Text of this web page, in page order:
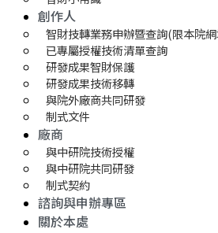
創作人
智財技轉業務申辦暨查詢(限本院
已專屬授權技術清單查詢
研發成果智財保護
研發成果技術移轉
與院外廠商共同研發
制式文件
廠商
與中研院技術授權
與中研院共同研發
制式契約
諮詢與申辦專區
關於本處